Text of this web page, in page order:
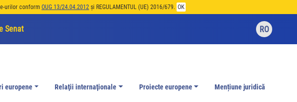
urilor conform OUG 13/24.04.2012 și REGULAMENTUL (UE) 2016/679. OK
Senat RO
europene Relaţii internaţionale Proiecte europene Mențiune juridică